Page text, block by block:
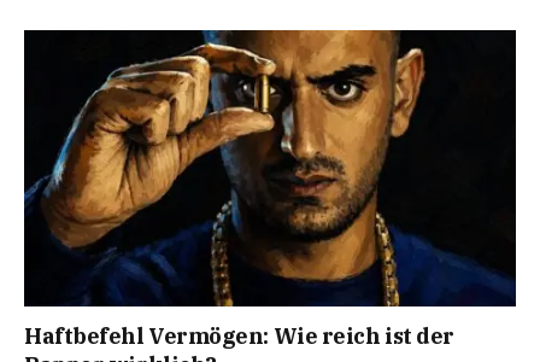
Haftbefehl Vermögen: Wie reich ist der